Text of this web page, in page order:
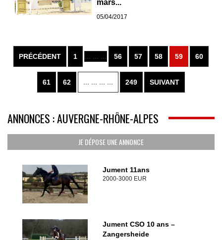
mars...
05/04/2017
PRÉCÉDENT 1 ... ... ... 56 57 58 59 60
61 62 ... ... ... ... 249 SUIVANT
ANNONCES : AUVERGNE-RHÔNE-ALPES
JE DÉPOSE UNE ANNONCE
Jument 11ans
2000-3000 EUR
Jument CSO 10 ans –
Zangersheide